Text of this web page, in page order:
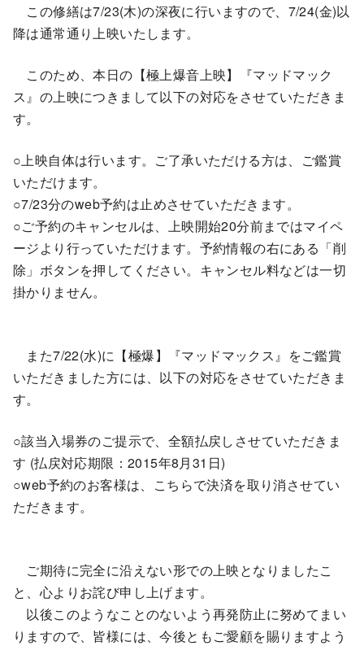
この修繕は7/23(木)の深夜に行いますので、7/24(金)以
降は通常通り上映いたします。
このため、本日の【極上爆音上映】『マッドマック
ス』の上映につきまして以下の対応をさせていただきま
す。
○上映自体は行います。ご了承いただける方は、ご鑑賞
いただけます。
○7/23分のweb予約は止めさせていただきます。
○ご予約のキャンセルは、上映開始20分前まではマイペ
ージより行っていただけます。予約情報の右にある「削
除」ボタンを押してください。キャンセル料などは一切
掛かりません。
また7/22(水)に【極爆】『マッドマックス』をご鑑賞
いただきました方には、以下の対応をさせていただきま
す。
○該当入場券のご提示で、全額払戻しさせていただきま
す (払戻対応期限：2015年8月31日)
○web予約のお客様は、こちらで決済を取り消させてい
ただきます。
ご期待に完全に沿えない形での上映となりましたこ
と、心よりお詫び申し上げます。
以後このようなことのないよう再発防止に努めてまい
りますので、皆様には、今後ともご愛顧を賜りますよう